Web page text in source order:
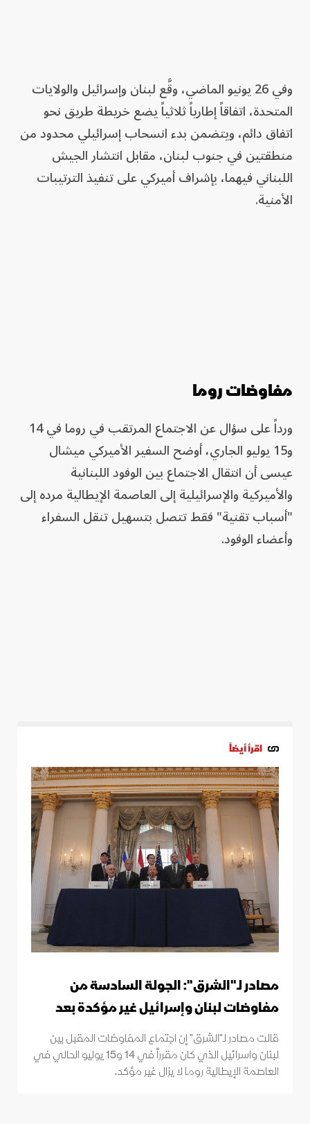
وفي 26 يونيو الماضي، وقَّع لبنان وإسرائيل والولايات
المتحدة، اتفاقاً إطارياً ثلاثياً يضع خريطة طريق نحو
اتفاق دائم، ويتضمن بدء انسحاب إسرائيلي محدود من
منطقتين في جنوب لبنان، مقابل انتشار الجيش
اللبناني فيهما، بإشراف أميركي على تنفيذ الترتيبات
الأمنية.
مفاوضات روما
ورداً على سؤال عن الاجتماع المرتقب في روما في 14
و15 يوليو الجاري، أوضح السفير الأميركي ميشال
عيسى أن انتقال الاجتماع بين الوفود اللبنانية
والأميركية والإسرائيلية إلى العاصمة الإيطالية مرده إلى
"أسباب تقنية" فقط تتصل بتسهيل تنقل السفراء
وأعضاء الوفود.
اقرأ أيضاً
مصادر لـ"الشرق": الجولة السادسة من
مفاوضات لبنان وإسرائيل غير مؤكدة بعد
قالت مصادر لـ"الشرق" إن اجتماع المفاوضات المقبل بين
لبنان واسرائيل الذي كان مقرراً في 14 و15 يوليو الحالي في
العاصمة الإيطالية روما لا يزال غير مؤكد.